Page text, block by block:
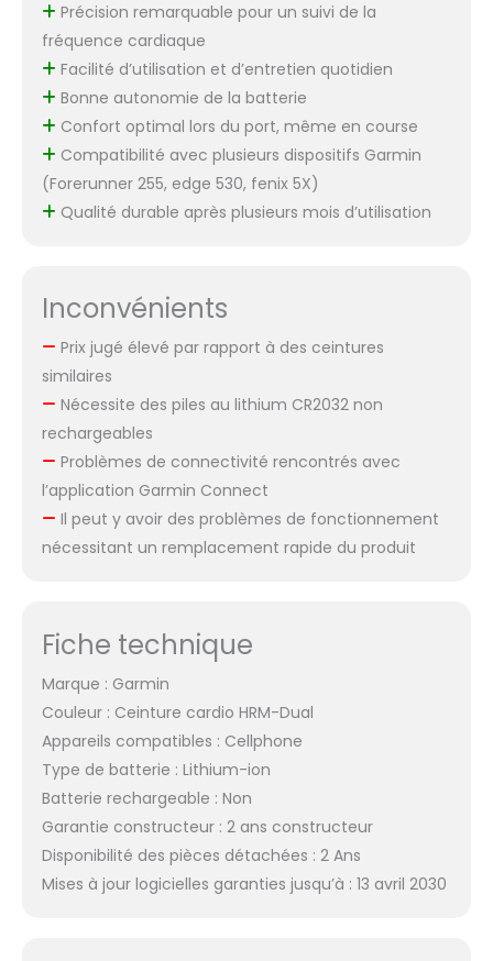
Précision remarquable pour un suivi de la
fréquence cardiaque
Facilité d’utilisation et d’entretien quotidien
Bonne autonomie de la batterie
Confort optimal lors du port, même en course
Compatibilité avec plusieurs dispositifs Garmin
(Forerunner 255, edge 530, fenix 5X)
Qualité durable après plusieurs mois d’utilisation
Inconvénients
Prix jugé élevé par rapport à des ceintures
similaires
Nécessite des piles au lithium CR2032 non
rechargeables
Problèmes de connectivité rencontrés avec
l’application Garmin Connect
Il peut y avoir des problèmes de fonctionnement
nécessitant un remplacement rapide du produit
Fiche technique
Marque : Garmin
Couleur : Ceinture cardio HRM-Dual
Appareils compatibles : Cellphone
Type de batterie : Lithium-ion
Batterie rechargeable : Non
Garantie constructeur : 2 ans constructeur
Disponibilité des pièces détachées : 2 Ans
Mises à jour logicielles garanties jusqu’à : 13 avril 2030